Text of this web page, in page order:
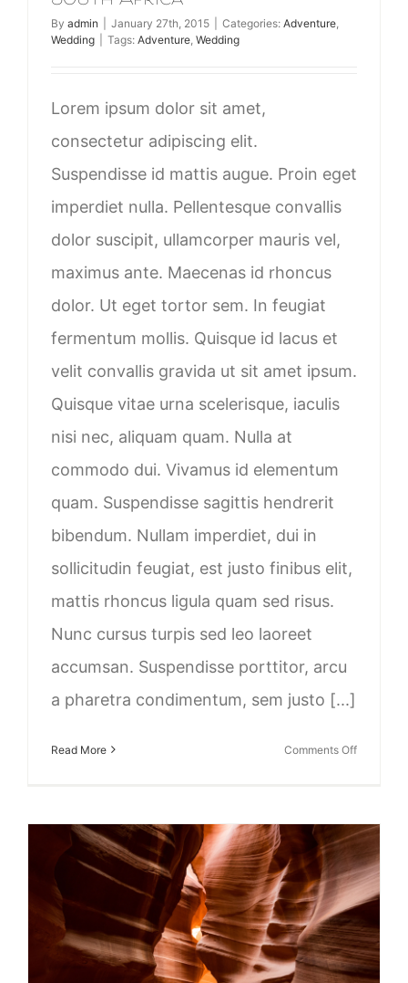
By admin January 27th, 2015 Categories: Adventure,
Wedding
Tags: Adventure, Wedding
Lorem ipsum dolor sit amet,
consectetur adipiscing elit.
Suspendisse id mattis augue. Proin eget
imperdiet nulla. Pellentesque convallis
dolor suscipit, ullamcorper mauris vel,
maximus ante. Maecenas id rhoncus
dolor. Ut eget tortor sem. In feugiat
fermentum mollis. Quisque id lacus et
velit convallis gravida ut sit amet ipsum.
Quisque vitae urna scelerisque, iaculis
nisi nec, aliquam quam. Nulla at
commodo dui. Vivamus id elementum
quam. Suspendisse sagittis hendrerit
bibendum. Nullam imperdiet, dui in
sollicitudin feugiat, est justo finibus elit,
mattis rhoncus ligula quam sed risus.
Nunc cursus turpis sed leo laoreet
accumsan. Suspendisse porttitor, arcu
a pharetra condimentum, sem justo [...]
Read More Comments Offon